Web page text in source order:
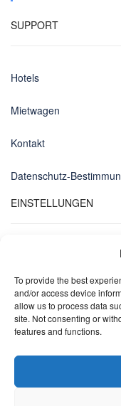
To provide the best
and/or access device
allow us to process data
site. Not consenting or
features and functions.
SUPPORT
Hotels
Mietwagen
Kontakt
Datenschutz-
EINSTELLUNGEN
DE
Währungen